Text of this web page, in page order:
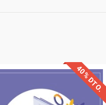
40% DTO.
Descuentos especiales